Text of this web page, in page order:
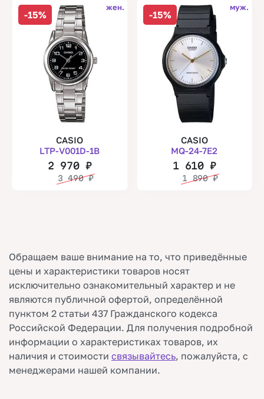
-15%
жен.
CASIO
LTP-V001D-1B
2 970 ₽
3 490₽
-15%
муж.
CASIO
MQ-24-7E2
1 610₽
1 890₽
Обращаем ваше внимание на то, что приведённые
цены и характеристики товаров носят
исключительно ознакомительный характер и не
являются публичной офертой, определённой
пунктом 2 статьи 437 Гражданского кодекса
Российской Федерации. Для получения подробной
информации о характеристиках товаров, их
наличия и стоимости связывайтесь, пожалуйста, с
менеджерами нашей компании.